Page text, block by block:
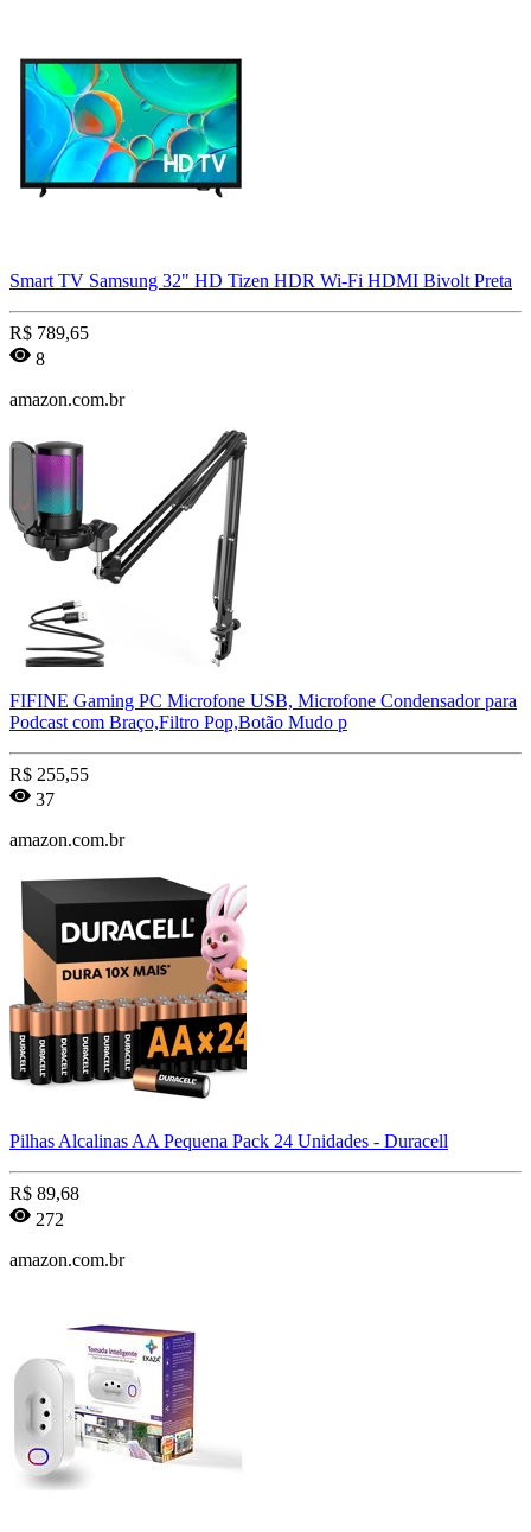
Smart TV Samsung 32" HD Tizen HDR Wi-Fi HDMI Bivolt Preta
R$ 789,65
8
amazon.com.br
FIFINE Gaming PC Microfone USB, Microfone Condensador para
Podcast com Braço,Filtro Pop,Botão Mudo p
R$ 255,55
37
amazon.com.br
Pilhas Alcalinas AA Pequena Pack 24 Unidades - Duracell
R$ 89,68
272
amazon.com.br